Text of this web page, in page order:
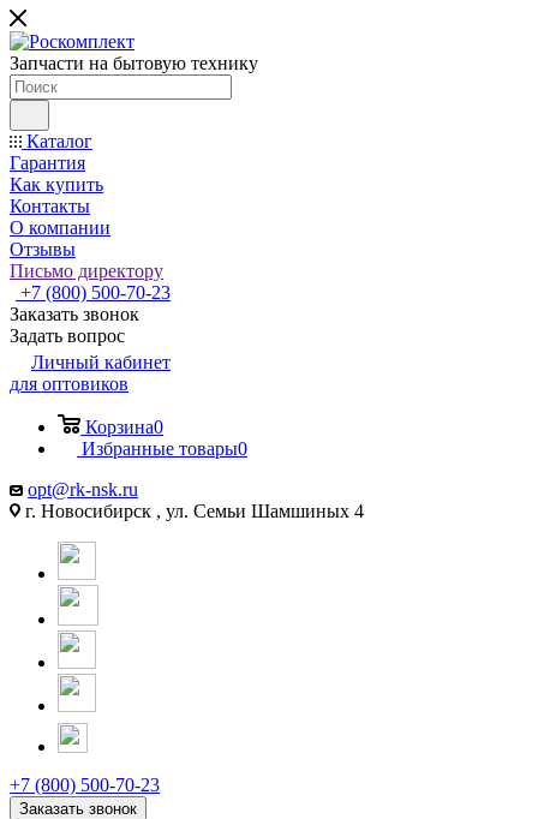
Запчасти на бытовую технику
Каталог
Гарантия
Как купить
Контакты
О компании
Отзывы
Письмо директору
+7 (800) 500-70-23
Заказать звонок
Задать вопрос
Личный кабинет
для оптовиков
Корзина0
Избранные товары0
opt@rk-nsk.ru
г. Новосибирск , ул. Семьи Шамшиных 4
+7 (800) 500-70-23
Заказать звонок